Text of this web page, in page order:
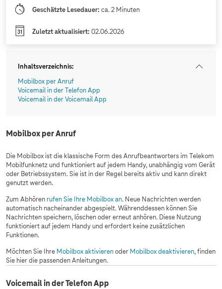
Geschätzte Lesedauer: ca. 2 Minuten
Zuletzt aktualisiert: 02.06.2026
Inhaltsverzeichnis:
Mobilbox per Anruf
Voicemail in der Telefon App
Voicemail in der Voicemail App
Mobilbox per Anruf
Die Mobilbox ist die klassische Form des Anrufbeantworters im Telekom
Mobilfunknetz und funktioniert auf jedem Handy, unabhängig vom Gerät
oder Betriebssystem. Sie ist in der Regel bereits aktiv und kann direkt
genutzt werden.
Zum Abhören rufen Sie Ihre Mobilbox an. Neue Nachrichten werden
automatisch nacheinander abgespielt. Währenddessen können Sie
Nachrichten speichern, löschen oder erneut anhören. Diese Nutzung
funktioniert auf jedem Handy und erfordert keine zusätzlichen
Funktionen.
Möchten Sie Ihre Mobilbox aktivierenoder Mobilbox deaktivieren, finden
Sie hier die passenden Anleitungen.
Voicemail in der Telefon App